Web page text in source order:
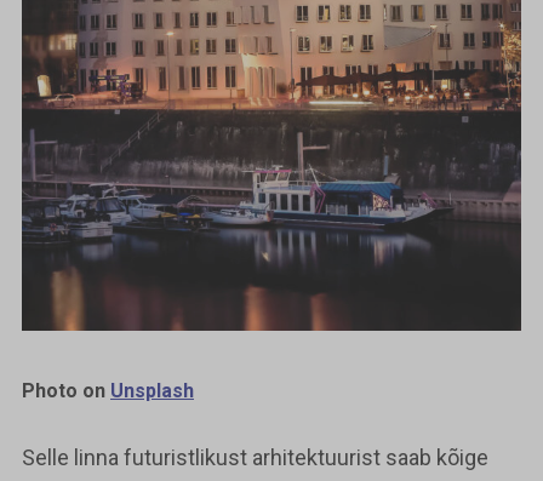
Photo on Unsplash
Selle linna futuristlikust arhitektuurist saab kõige